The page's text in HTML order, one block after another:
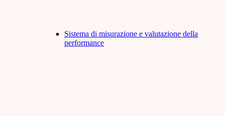
Sistema di misurazione e valutazione della
performance